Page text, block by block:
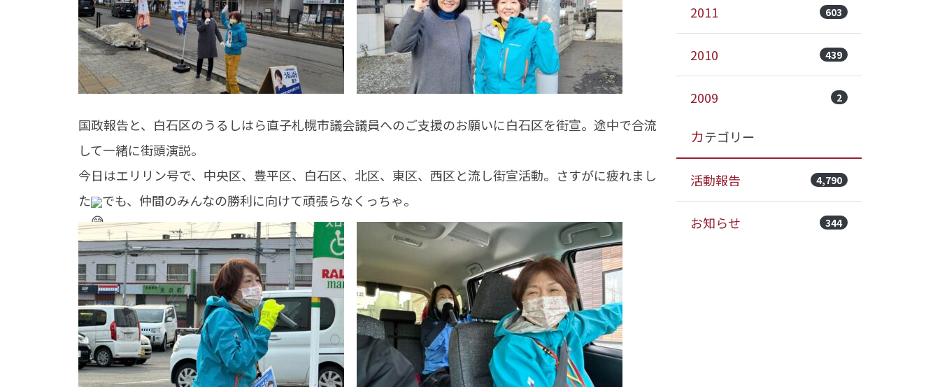
国政報告と、白石区のうるしはら直子札幌市議会議員へのご支援のお願いに白石区を街宣。途中で合流
して一緒に街頭演説。
今日はエリリン号で、中央区、豊平区、白石区、北区、東区、西区と流し街宣活動。さすがに疲れまし
た
でも、仲間のみんなの勝利に向けて頑張らなくっちゃ。
2011 603
2010 439
2009 2
カテゴリー
活動報告 4,790
お知らせ 344